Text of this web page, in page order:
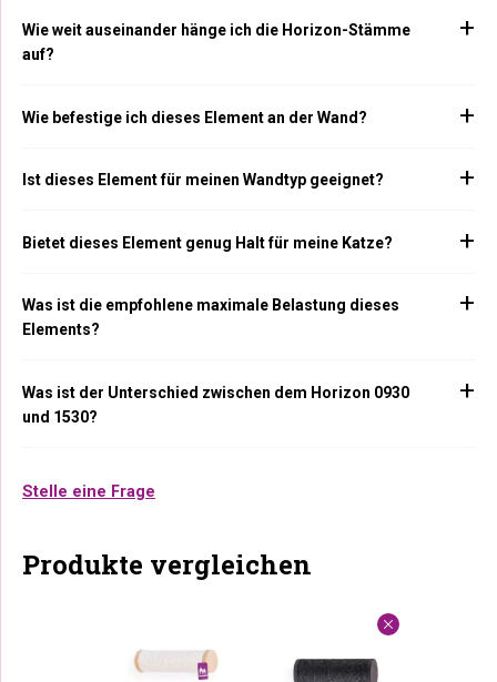
Wie weit auseinander hänge ich die Horizon-Stämme
auf?
Wie befestige ich dieses Element an der Wand?
Ist dieses Element für meinen Wandtyp geeignet?
Bietet dieses Element genug Halt für meine Katze?
Was ist die empfohlene maximale Belastung dieses
Elements?
Was ist der Unterschied zwischen dem Horizon 0930
und 1530?
Stelle eine Frage
Produkte vergleichen